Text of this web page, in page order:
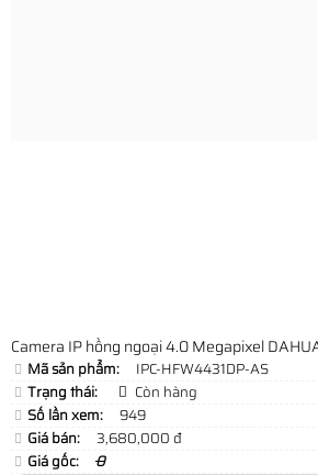
Camera IP hồng ngoại 4.0 Megapixel
Mã sản phẩm:
IPC-HFW4431DP-AS
Trạng thái:
Còn hàng
Số lần xem:
949
Giá bán:
3,680,000 đ
Giá gốc:
0